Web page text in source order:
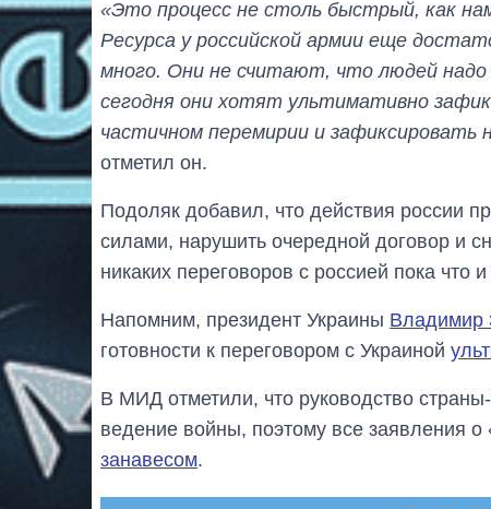
«Это процесс не столь быстрый, как
Ресурса у российской армии еще
много. Они не считают, что людей
сегодня они хотят ультимативно
частичном перемирии и зафиксировать
отметил он.
Подоляк добавил, что действия россии
силами, нарушить очередной договор и
никаких переговоров с россией пока что
Напомним, президент Украины Владимир
готовности к переговором с Украиной
В МИД отметили, что руководство
ведение войны, поэтому все заявления о
занавесом.